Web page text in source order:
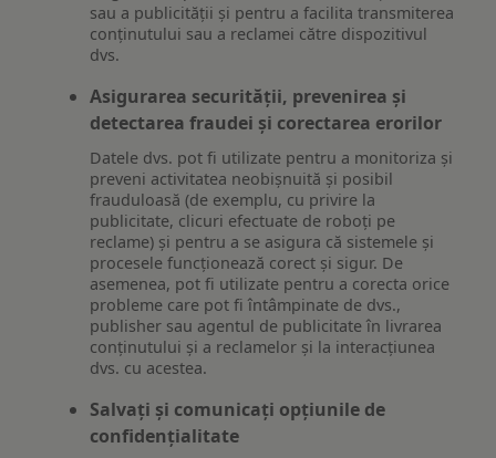
sau a publicității și pentru a facilita transmiterea
conținutului sau a reclamei către dispozitivul
dvs.
Asigurarea securității, prevenirea și
detectarea fraudei și corectarea erorilor
Datele dvs. pot fi utilizate pentru a monitoriza și
preveni activitatea neobișnuită și posibil
frauduloasă (de exemplu, cu privire la
publicitate, clicuri efectuate de roboți pe
reclame) și pentru a se asigura că sistemele și
procesele funcționează corect și sigur. De
asemenea, pot fi utilizate pentru a corecta orice
probleme care pot fi întâmpinate de dvs.,
publisher sau agentul de publicitate în livrarea
conținutului și a reclamelor și la interacțiunea
dvs. cu acestea.
Salvați și comunicați opțiunile de
confidențialitate